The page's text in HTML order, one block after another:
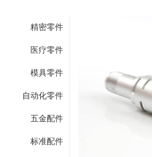
精密零件
医疗零件
模具零件
自动化零件
五金配件
标准配件